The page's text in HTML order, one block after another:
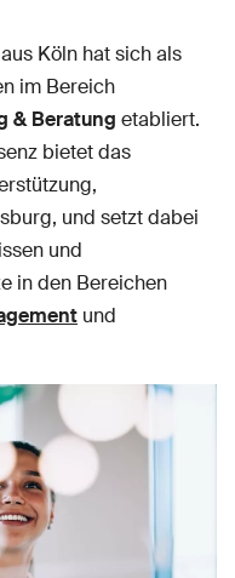
Köln hat sich als
im Bereich
& Beratung etabliert.
bietet das
und setzt dabei
und
in den Bereichen
und